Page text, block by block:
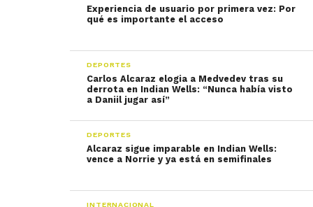
Experiencia de usuario por primera vez: Por
qué es importante el acceso
DEPORTES
Carlos Alcaraz elogia a Medvedev tras su
derrota en Indian Wells: “Nunca había visto
a Daniil jugar así”
DEPORTES
Alcaraz sigue imparable en Indian Wells:
vence a Norrie y ya está en semifinales
INTERNACIONAL